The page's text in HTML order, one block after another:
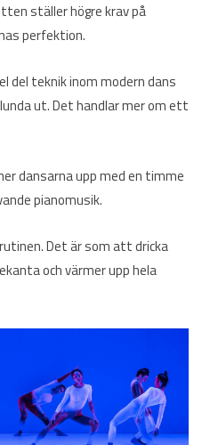
ställer högre krav på
perfektion.
del teknik inom modern dans
ut. Det handlar mer om ett
dansarna upp med en timme
pianomusik.
Det är som att dricka
och värmer upp hela